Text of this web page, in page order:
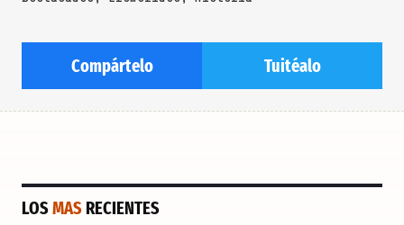
Compártelo Tuitéalo
LOSMAS RECIENTES